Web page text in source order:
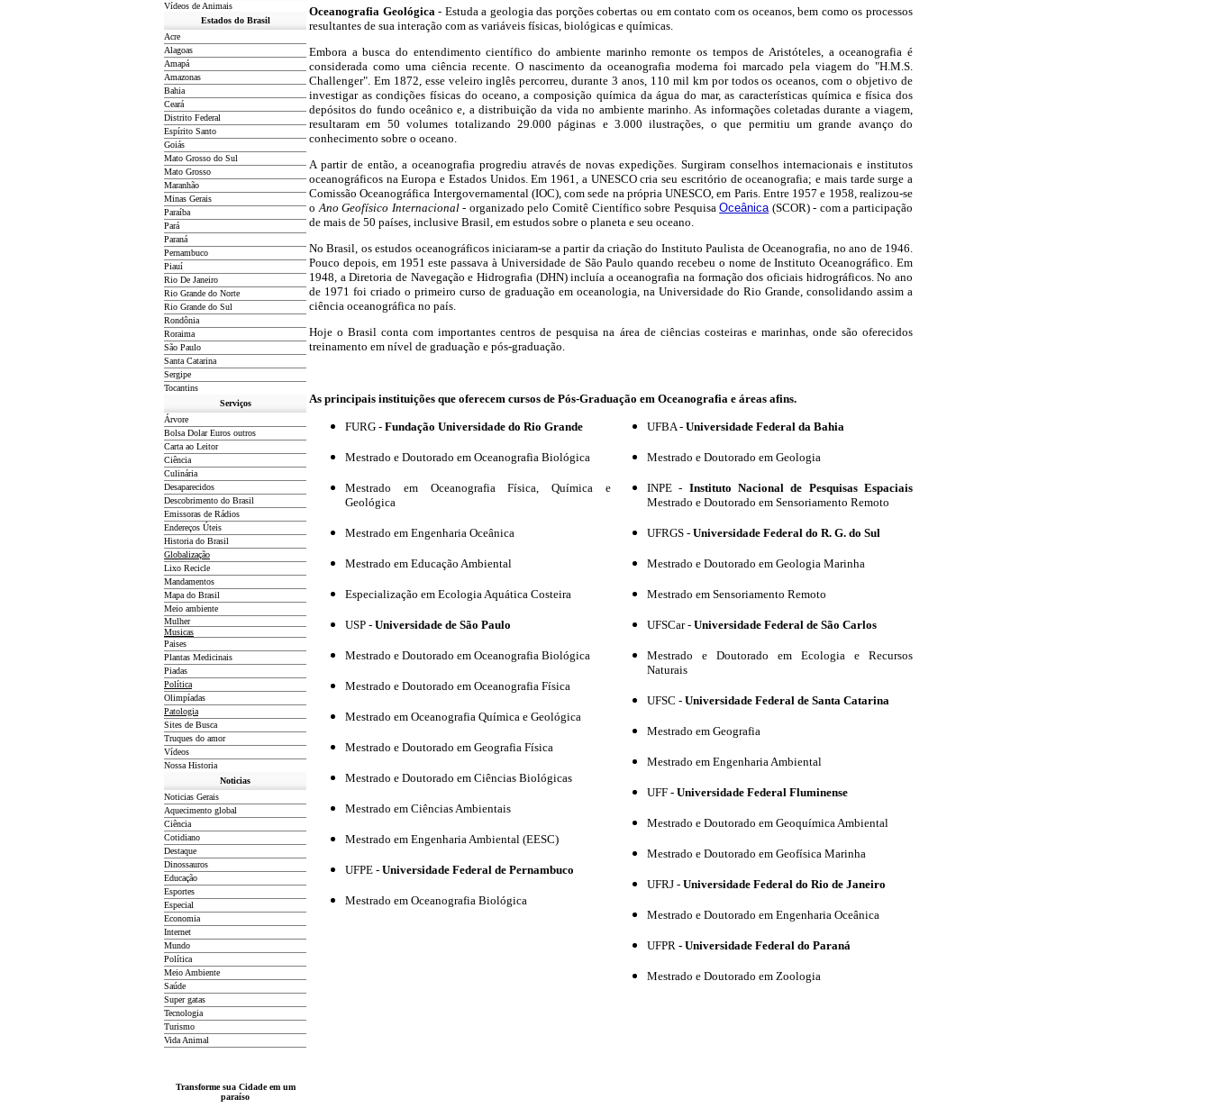
Vídeos de Animais
Estados do Brasil
Acre
Alagoas
Amapá
Amazonas
Bahia
Ceará
Distrito Federal
Espírito Santo
Goiás
Mato Grosso do Sul
Mato Grosso
Maranhão
Minas Gerais
Paraíba
Pará
Paraná
Pernambuco
Piauí
Rio De Janeiro
Rio Grande do Norte
Rio Grande do Sul
Rondônia
Roraima
São Paulo
Santa Catarina
Sergipe
Tocantins
Serviços
Árvore
Bolsa Dolar Euros outros
Carta ao Leitor
Ciência
Culinária
Desaparecidos
Descobrimento do Brasil
Emissoras de Rádios
Endereços Úteis
Historia do Brasil
Globalização
Lixo Recicle
Mandamentos
Mapa do Brasil
Meio ambiente
Mulher
Musicas
Paises
Plantas Medicinais
Piadas
Política
Olimpíadas
Patologia
Sites de Busca
Truques do amor
Vídeos
Nossa Historia
Noticias
Noticias Gerais
Aquecimento global
Ciência
Cotidiano
Destaque
Dinossauros
Educação
Esportes
Especial
Economia
Internet
Mundo
Política
Meio Ambiente
Saúde
Super gatas
Tecnologia
Turismo
Vida Animal
Transforme sua Cidade em um
paraíso
Oceanografia Geológica- Estuda a geologia das porções cobertas ou em contato com os oceanos, bem como os processos
resultantes de sua interação com as variáveis físicas, biológicas e químicas.
Embora a busca do entendimento científico do ambiente marinho remonte os tempos de Aristóteles, a oceanografia é
considerada como uma ciência recente. O nascimento da oceanografia moderna foi marcado pela viagem do "H.M.S.
Challenger". Em 1872, esse veleiro inglês percorreu, durante 3 anos, 110 mil km por todos os oceanos, com o objetivo de
investigar as condições físicas do oceano, a composição química da água do mar, as características química e física dos
depósitos do fundo oceânico e, a distribuição da vida no ambiente marinho. As informações coletadas durante a viagem,
resultaram em 50 volumes totalizando 29.000 páginas e 3.000 ilustrações, o que permitiu um grande avanço do
conhecimento sobre o oceano.
A partir de então, a oceanografia progrediu através de novas expedições. Surgiram conselhos internacionais e institutos
oceanográficos na Europa e Estados Unidos. Em 1961, a UNESCO cria seu escritório de oceanografia; e mais tarde surge a
Comissão Oceanográfica Intergovernamental (IOC), com sede na própria UNESCO, em Paris. Entre 1957 e 1958, realizou-se
oAno Geofísico Internacional- organizado pelo Comitê Científico sobre PesquisaOceânica(SCOR) - com a participação
de mais de 50 países, inclusive Brasil, em estudos sobre o planeta e seu oceano.
No Brasil, os estudos oceanográficos iniciaram-se a partir da criação do Instituto Paulista de Oceanografia, no ano de 1946.
Pouco depois, em 1951 este passava à Universidade de São Paulo quando recebeu o nome de Instituto Oceanográfico. Em
1948, a Diretoria de Navegação e Hidrografia (DHN) incluía a oceanografia na formação dos oficiais hidrográficos. No ano
de 1971 foi criado o primeiro curso de graduação em oceanologia, na Universidade do Rio Grande, consolidando assim a
ciência oceanográfica no país.
Hoje o Brasil conta com importantes centros de pesquisa na área de ciências costeiras e marinhas, onde são oferecidos
treinamento em nível de graduação e pós-graduação.
As principais instituições que oferecem cursos de Pós-Graduação em Oceanografia e áreas afins.
FURG - Fundação Universidade do Rio Grande
Mestrado e Doutorado em Oceanografia Biológica
Mestrado em Oceanografia Física, Química e
Geológica
Mestrado em Engenharia Oceânica
Mestrado em Educação Ambiental
Especialização em Ecologia Aquática Costeira
USP - Universidade de São Paulo
Mestrado e Doutorado em Oceanografia Biológica
Mestrado e Doutorado em Oceanografia Física
Mestrado em Oceanografia Química e Geológica
Mestrado e Doutorado em Geografia Física
Mestrado e Doutorado em Ciências Biológicas
Mestrado em Ciências Ambientais
Mestrado em Engenharia Ambiental (EESC)
UFPE - Universidade Federal de Pernambuco
Mestrado em Oceanografia Biológica
UFBA- Universidade Federal da Bahia
Mestrado e Doutorado em Geologia
INPE - Instituto Nacional de Pesquisas Espaciais
Mestrado e Doutorado em Sensoriamento Remoto
UFRGS - Universidade Federal do R. G. do Sul
Mestrado e Doutorado em Geologia Marinha
Mestrado em Sensoriamento Remoto
UFSCar- Universidade Federal de São Carlos
Mestrado e Doutorado em Ecologia e Recursos
Naturais
UFSC - Universidade Federal de Santa Catarina
Mestrado em Geografia
Mestrado em Engenharia Ambiental
UFF - Universidade Federal Fluminense
Mestrado e Doutorado em Geoquímica Ambiental
Mestrado e Doutorado em Geofísica Marinha
UFRJ - Universidade Federal do Rio de Janeiro
Mestrado e Doutorado em Engenharia Oceânica
UFPR - Universidade Federal do Paraná
Mestrado e Doutorado em Zoologia